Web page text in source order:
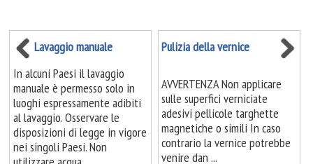
Lavaggio manuale
In alcuni Paesi il lavaggio
manuale è permesso solo in
luoghi espressamente adibiti
al lavaggio. Osservare le
disposizioni di legge in vigore
nei singoli Paesi. Non
Pulizia della vernice
AVVERTENZA Non applicare
sulle superfici verniciate
adesivi pellicole targhette
magnetiche o simili In caso
contrario la vernice potrebbe
venire dan ...